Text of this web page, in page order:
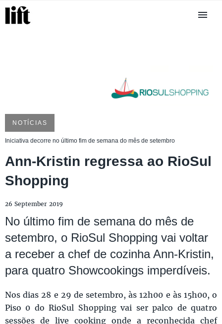
NOTÍCIAS
Iniciativa decorre no último fim de semana do mês de setembro
Ann-Kristin regressa ao RioSul
Shopping
26 September 2019
No último fim de semana do mês de
setembro, o RioSul Shopping vai voltar
a receber a chef de cozinha Ann-Kristin,
para quatro Showcookings imperdíveis.
Nos dias 28 e 29 de setembro, às 12h00 e às 15h00, o
Piso 0 do RioSul Shopping vai ser palco de quatro
sessões de live cooking onde a reconhecida chef